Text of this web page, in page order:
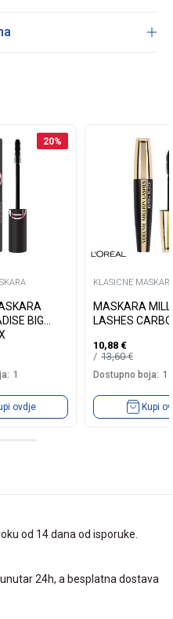
20%
BIG
1
ovdje
KLASICNE
MASKARA
LASHES
10,88 €
13,60€
Dostupno boja: 1
Kupi
od 14 dana od isporuke.
24h, a besplatna dostava